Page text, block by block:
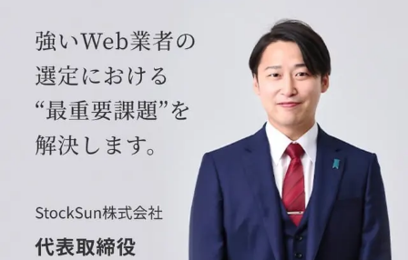
品質ガイドライン
社内コンペ
クレーム窓口
定額制採用代行・RPO『トルトルくん』
営業改善特化の動画制作『動画でカリトルく
定額LINE運用代行『LINEマキトルくん』
格安でAI導入支援『あいのりAI』
拡散付1日密着動画制作『まるごと社長』
1本無料で記事を制作『SEOトライアル』
定額制LP制作・改善『最強LP』
採用YouTubeチャンネル構築『トリトル』
実績
お役立ち資料
料金表
StockSun道場
道場TOP
動画編集
エンジニア
YouTubeディレクター
年収エージェント
ミッション・ビジョン・バリュー